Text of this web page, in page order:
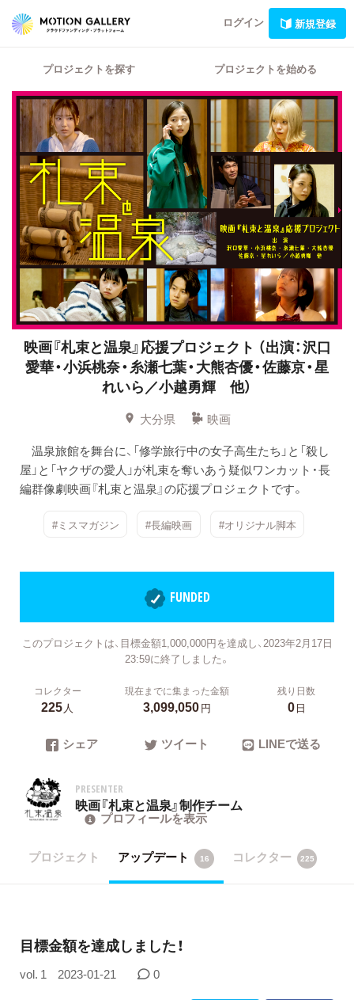
ログイン 新規登録
プロジェクトを探す プロジェクトを始める
映画『札束と温泉』応援プロジェクト （出演：沢口
愛華・小浜桃奈・糸瀬七葉・大熊杏優・佐藤京・星
れいら／小越勇輝 他）
大分県
映画
温泉旅館を舞台に、「修学旅行中の女子高生たち」と「殺し
屋」と「ヤクザの愛人」が札束を奪いあう疑似ワンカット・長
編群像劇映画『札束と温泉』の応援プロジェクトです。
#ミスマガジン #長編映画 #オリジナル脚本
FUNDED
このプロジェクトは、目標金額1,000,000円を達成し、2023年2月17日
23:59に終了しました。
コレクター
225人
現在までに集まった金額
3,099,050円
残り日数
0日
シェア ツイート LINEで送る
PRESENTER
映画『札束と温泉』制作チーム
プロフィールを表示
プロジェクト アップデート 16 コレクター 225
目標金額を達成しました！
vol. 1 2023-01-21 0